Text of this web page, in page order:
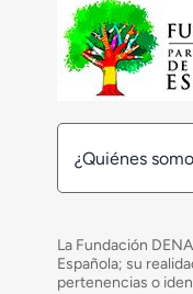
¿Quiénes
La Fundación
Española; su
pertenencias o